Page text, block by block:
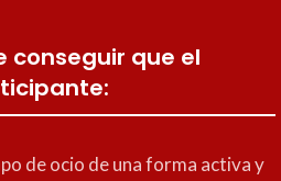
conseguir que el
de ocio de una forma activa y